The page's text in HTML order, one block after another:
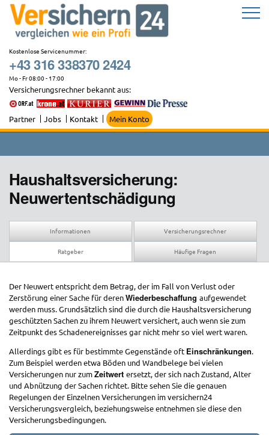
Zum
Inhalt
springen
Kostenlose Servicenummer:
+43 316 338370 2424
Mo - Fr 08:00 - 17:00
Versicherungsrechner bekannt aus:
Partner Jobs Kontakt Mein Konto
Haushaltsversicherung:
Neuwertentschädigung
Informationen Versicherungsrechner
Ratgeber Häufige Fragen
Der Neuwert entspricht dem Betrag, der im Fall von Verlust oder
Zerstörung einer Sache für derenWiederbeschaffung aufgewendet
werden muss. Grundsätzlich sind die durch die Haushaltsversicherung
geschützten Sachen zu ihrem Neuwert versichert, auch wenn sie zum
Zeitpunkt des Schadenereignisses gar nicht mehr so viel wert waren.
Allerdings gibt es für bestimmte Gegenstände oft Einschränkungen.
Zum Beispiel werden etwa Böden und Wandbelege bei vielen
Versicherungen nur zumZeitwert ersetzt, der sich nach Zustand, Alter
und Abnützung der Sachen richtet. Bitte sehen Sie die genauen
Regelungen der Einzelnen Versicherungen im versichern24
Versicherungsvergleich, beziehungsweise entnehmen sie diese den
Versicherungsbedingungen.